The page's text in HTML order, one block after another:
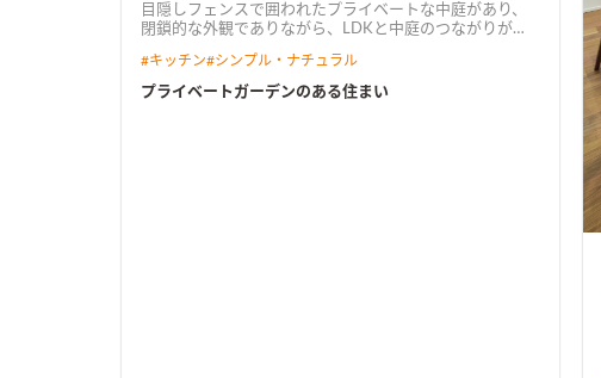
目隠しフェンスで囲われたプライベートな中庭があり、
閉鎖的な外観でありながら、LDKと中庭のつながりが感
ン階段と迫力のあるタイル張りがお出迎えします。
#キッチン#シンプル・ナチュラル
プライベートガーデンのある住まい